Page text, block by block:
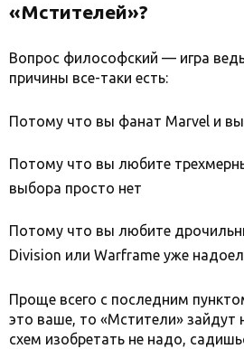
«Мстителей»?
Вопрос философский — игра
причины все-таки есть:
Потому что вы фанат Marvel и
Потому что вы любите
выбора просто нет
Потому что вы любите
Division или Warframe уже
Проще всего с последним
это ваше, то «Мстители» зайдут
схем изобретать не надо,